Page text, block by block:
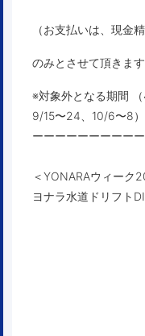
（お支払いは、現金
のみとさせて頂きま
※対象外となる期間
9/15〜24、10/6〜8
ーーーーーーーーー
＜YONARAウィーク
ヨナラ水道ドリフト